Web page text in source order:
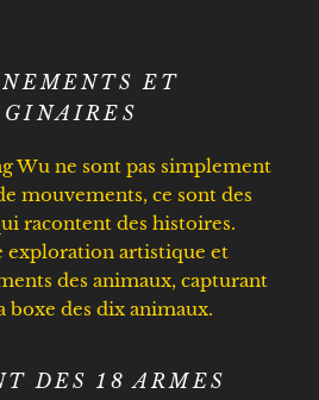
ET
Wu ne sont pas simplement
mouvements, ce sont des
racontent des histoires.
exploration artistique et
des animaux, capturant
boxe des dix animaux.
DES 18 ARMES